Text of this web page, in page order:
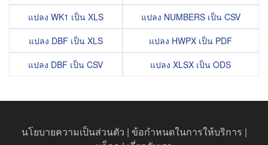
แปลง WK1 เป็น XLS
แปลง DBF เป็น XLS
แปลง DBF เป็น CSV
แปลง NUMBERS เป็น CSV
แปลง HWPX เป็น PDF
แปลง XLSX เป็น ODS
นโยบายความเป็นส่วนตัว | ข้อกำหนดในการให้บริการ |